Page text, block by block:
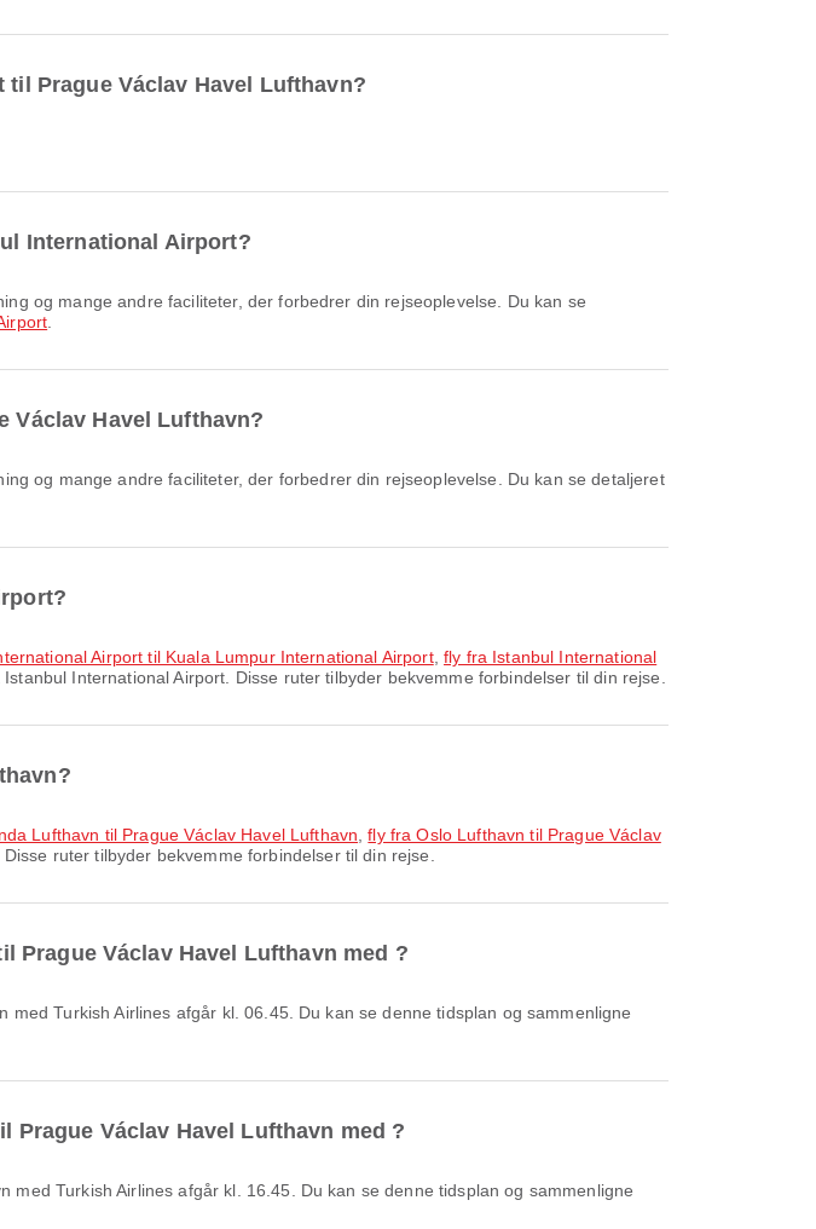
Prague Václav Havel Lufthavn?
International Airport?
Václav Havel Lufthavn?
Airport til Kuala Lumpur International Airport,fly fra Istanbul International
International Airport. Disse ruter tilbyder bekvemme forbindelser til din rejse.
Lufthavn til Prague Václav Havel Lufthavn ,fly fra Oslo Lufthavn til Prague Václav
ruter tilbyder bekvemme forbindelser til din rejse.
Prague Václav Havel Lufthavn med ?
Václav Havel Lufthavn med ?